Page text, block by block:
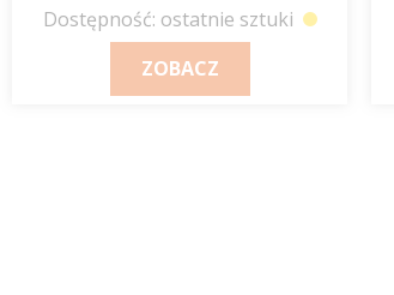
Dostępność: ostatnie sztuki
ZOBACZ